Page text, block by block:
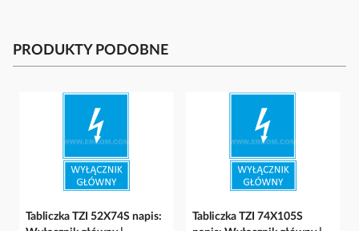
PRODUKTY PODOBNE
Tabliczka TZI 52X74S napis:
Tabliczka TZI 74X105S